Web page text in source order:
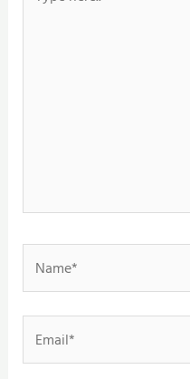
here..
Name*
Email*